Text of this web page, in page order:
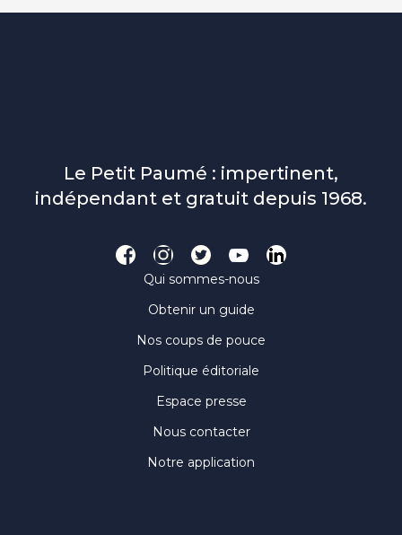
Le Petit Paumé : impertinent,
indépendant et gratuit depuis 1968.
Qui sommes-nous
Obtenir un guide
Nos coups de pouce
Politique éditoriale
Espace presse
Nous contacter
Notre application